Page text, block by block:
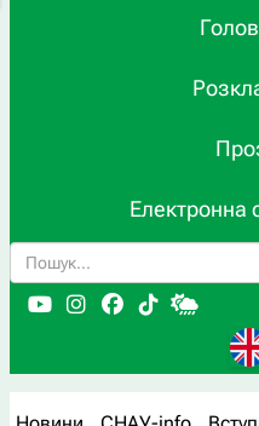
Електронна